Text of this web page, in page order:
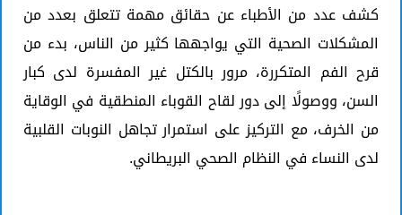
كشف عدد من الأطباء عن حقائق مهمة تتعلق بعدد من
المشكلات الصحية التي يواجهها كثير من الناس، بدء من
قرح الفم المتكررة، مرور بالكتل غير المفسرة لدى كبار
السن، ووصولًا إلى دور لقاح القوباء المنطقية في الوقاية
من الخرف، مع التركيز على استمرار تجاهل النوبات القلبية
لدى النساء في النظام الصحي البريطاني.